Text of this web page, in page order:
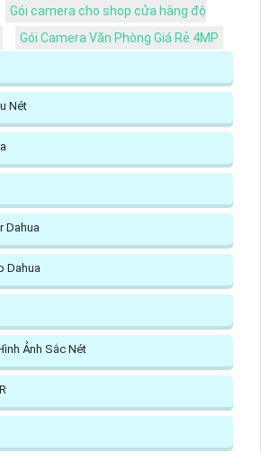
Gói camera cho shop cửa hàng độ
Gói Camera Văn Phòng Giá Rẻ 4MP
Nét
Dahua
Dahua
Ảnh Sắc Nét